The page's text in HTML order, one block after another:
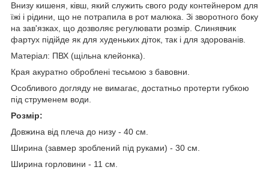
Внизу кишеня, ківш, який служить свого роду контейнером для
їжі і рідини, що не потрапила в рот малюка. Зі зворотного боку
на зав'язках, що дозволяє регулювати розмір. Слинявчик
фартух підійде як для худеньких діток, так і для здорованів.
Матеріал: ПВХ (щільна клейонка).
Края акуратно оброблені тесьмою з бавовни.
Особливого догляду не вимагає, достатньо протерти губкою
під струменем води.
Розмір:
Довжина від плеча до низу - 40 см.
Ширина (завмер зроблений під руками) - 30 см.
Ширина горловини - 11 см.